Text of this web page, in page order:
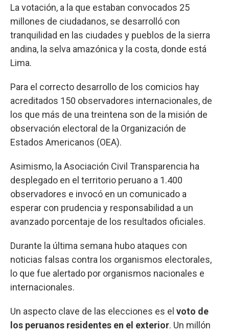
La votación, a la que estaban convocados 25
millones de ciudadanos, se desarrolló con
tranquilidad en las ciudades y pueblos de la sierra
andina, la selva amazónica y la costa, donde está
Lima.
Para el correcto desarrollo de los comicios hay
acreditados 150 observadores internacionales, de
los que más de una treintena son de la misión de
observación electoral de la Organización de
Estados Americanos (OEA).
Asimismo, la Asociación Civil Transparencia ha
desplegado en el territorio peruano a 1.400
observadores e invocó en un comunicado a
esperar con prudencia y responsabilidad a un
avanzado porcentaje de los resultados oficiales.
Durante la última semana hubo ataques con
noticias falsas contra los organismos electorales,
lo que fue alertado por organismos nacionales e
internacionales.
Un aspecto clave de las elecciones es el voto de
los peruanos residentes en el exterior. Un millón